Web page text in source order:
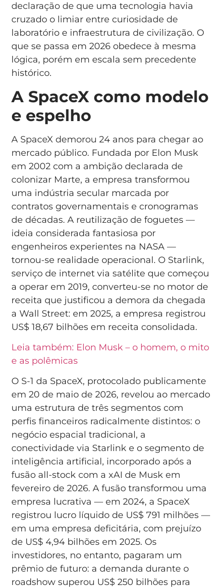
declaração de que uma tecnologia havia
cruzado o limiar entre curiosidade de
laboratório e infraestrutura de civilização. O
que se passa em 2026 obedece à mesma
lógica, porém em escala sem precedente
histórico.
A SpaceX como modelo
e espelho
A SpaceX demorou 24 anos para chegar ao
mercado público. Fundada por Elon Musk
em 2002 com a ambição declarada de
colonizar Marte, a empresa transformou
uma indústria secular marcada por
contratos governamentais e cronogramas
de décadas. A reutilização de foguetes —
ideia considerada fantasiosa por
engenheiros experientes na NASA —
tornou-se realidade operacional. O Starlink,
serviço de internet via satélite que começou
a operar em 2019, converteu-se no motor de
receita que justificou a demora da chegada
a Wall Street: em 2025, a empresa registrou
US$ 18,67 bilhões em receita consolidada.
Leia também: Elon Musk – o homem, o mito
e as polêmicas
O S-1 da SpaceX, protocolado publicamente
em 20 de maio de 2026, revelou ao mercado
uma estrutura de três segmentos com
perfis financeiros radicalmente distintos: o
negócio espacial tradicional, a
conectividade via Starlink e o segmento de
inteligência artificial, incorporado após a
fusão all-stock com a xAI de Musk em
fevereiro de 2026. A fusão transformou uma
empresa lucrativa — em 2024, a SpaceX
registrou lucro líquido de US$ 791 milhões —
em uma empresa deficitária, com prejuízo
de US$ 4,94 bilhões em 2025. Os
investidores, no entanto, pagaram um
prêmio de futuro: a demanda durante o
roadshow superou US$ 250 bilhões para